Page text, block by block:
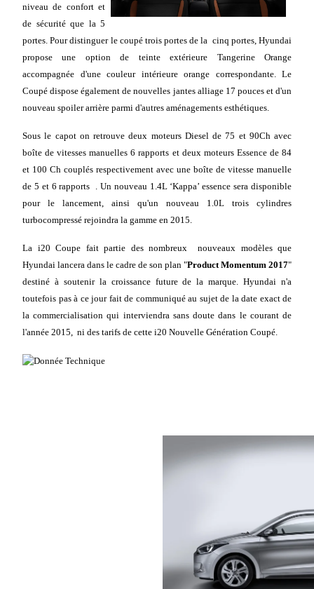
niveau de confort et
de sécurité que la 5
portes. Pour distinguer le coupé trois portes de la cinq portes, Hyundai
propose une option de teinte extérieure Tangerine Orange
accompagnée d'une couleur intérieure orange correspondante. Le
Coupé dispose également de nouvelles jantes alliage 17 pouces et d'un
nouveau spoiler arrière parmi d'autres aménagements esthétiques.
Sous le capot on retrouve deux moteurs Diesel de 75 et 90Ch avec
boîte de vitesses manuelles 6 rapports et deux moteurs Essence de 84
et 100 Ch couplés respectivement avec une boîte de vitesse manuelle
de 5 et 6 rapports . Un nouveau 1.4L ‘Kappa’ essence sera disponible
pour le lancement, ainsi qu'un nouveau 1.0L trois cylindres
turbocompressé rejoindra la gamme en 2015.
La i20 Coupe fait partie des nombreux nouveaux modèles que
Hyundai lancera dans le cadre de son plan "Product Momentum 2017"
destiné à soutenir la croissance future de la marque. Hyundai n'a
toutefois pas à ce jour fait de communiqué au sujet de la date exact de
la commercialisation qui interviendra sans doute dans le courant de
l'année 2015, ni des tarifs de cette i20 Nouvelle Génération Coupé.